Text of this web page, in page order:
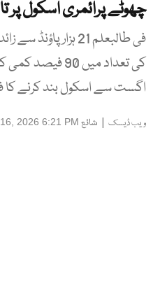
چھوٹے پرائمری اسکول
فی طالبعلم 21 ہزار
اگست سے اسکول بند کرنے کا
ویب ڈیسک | شائع 2026 6:21 PM